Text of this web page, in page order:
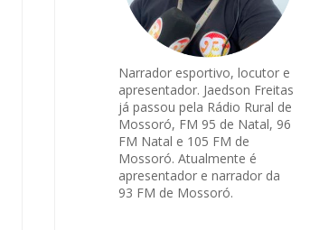
Narrador esportivo, locutor e
apresentador. Jaedson Freitas
já passou pela Rádio Rural de
Mossoró, FM 95 de Natal, 96
FM Natal e 105 FM de
Mossoró. Atualmente é
apresentador e narrador da
93 FM de Mossoró.